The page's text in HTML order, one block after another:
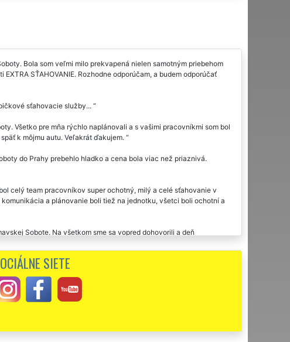
Bola som veľmi milo prekvapená nielen samotným priebehom
SŤAHOVANIE. Rozhodne odporúčam, a budem odporúčať
sťahovacie služby...
Všetko pre mňa rýchlo naplánovali a s vašimi pracovníkmi som bol
k môjmu autu. Veľakrát ďakujem.
do Prahy prebehlo hladko a cena bola viac než priaznivá.
celý team pracovníkov super ochotný, milý a celé sťahovanie v
a plánovanie boli tiež na jednotku, všetci boli ochotní a
Sobote. Na všetkom sme sa vopred dohovorili a deň
mi pomohli rozmiestniť väčšie kusy nábytku, ako som si priala.
a odporúčam.
v Rimavskej Sobote využila dvakrát sťahovaciu službu tejto
SIETE